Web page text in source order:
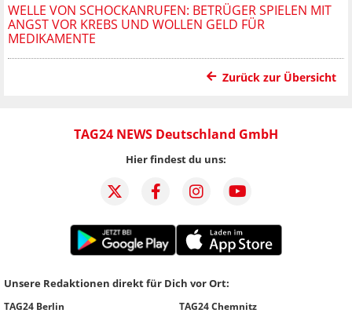
WELLE VON SCHOCKANRUFEN: BETRÜGER SPIELEN MIT
ANGST VOR KREBS UND WOLLEN GELD FÜR
MEDIKAMENTE
Zurück zur Übersicht
TAG24 NEWS Deutschland GmbH
Hier findest du uns:
Unsere Redaktionen direkt für Dich vor Ort:
TAG24 Berlin
TAG24 Chemnitz